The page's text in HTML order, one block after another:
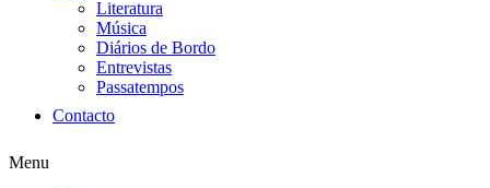
Literatura
Música
Diários de Bordo
Entrevistas
Passatempos
Contacto
Menu